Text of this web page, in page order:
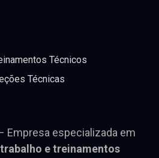
Empresa especializada em
e treinamentos
Técnicos
Técnicas